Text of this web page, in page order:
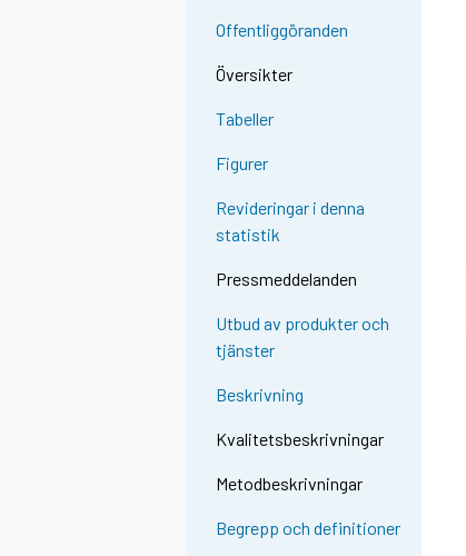
Offentliggöranden
Översikter
Tabeller
Figurer
Revideringar i denna
statistik
Pressmeddelanden
Utbud av produkter och
tjänster
Beskrivning
Kvalitetsbeskrivningar
Metodbeskrivningar
Begrepp och definitioner